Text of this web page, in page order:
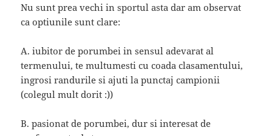
Nu sunt prea vechi in sportul asta dar am observat
ca optiunile sunt clare:
A. iubitor de porumbei in sensul adevarat al
termenului, te multumesti cu coada clasamentului,
ingrosi randurile si ajuti la punctaj campionii
(colegul mult dorit :))
B. pasionat de porumbei, dur si interesat de